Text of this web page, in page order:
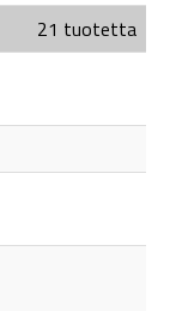
21 tuotetta